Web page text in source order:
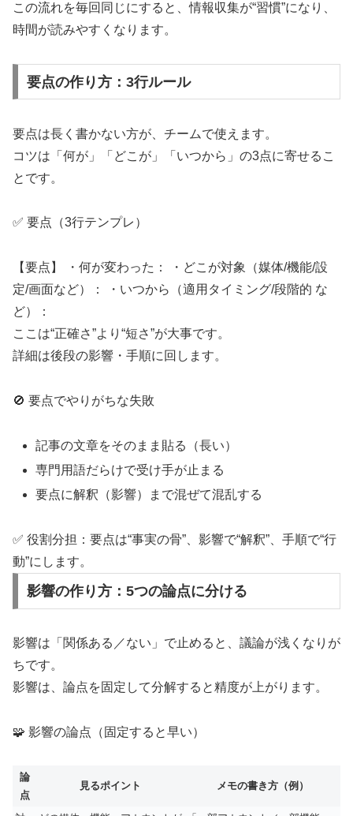
この流れを毎回同じにすると、情報収集が“習慣”になり、
時間が読みやすくなります。
要点の作り方：3行ルール
要点は長く書かない方が、チームで使えます。
コツは「何が」「どこが」「いつから」の3点に寄せるこ
とです。
✅ 要点（3行テンプレ）
【要点】 ・何が変わった： ・どこが対象（媒体/機能/設
定/画面など）： ・いつから（適用タイミング/段階的 な
ど）：
ここは“正確さ”より“短さ”が大事です。
詳細は後段の影響・手順に回します。
🚫 要点でやりがちな失敗
記事の文章をそのまま貼る（長い）
専門用語だらけで受け手が止まる
要点に解釈（影響）まで混ぜて混乱する
✅ 役割分担：要点は“事実の骨”、影響で“解釈”、手順で“行
動”にします。
影響の作り方：5つの論点に分ける
影響は「関係ある／ない」で止めると、議論が浅くなりが
ちです。
影響は、論点を固定して分解すると精度が上がります。
🧩 影響の論点（固定すると早い）
論
点
見るポイント メモの書き方（例）